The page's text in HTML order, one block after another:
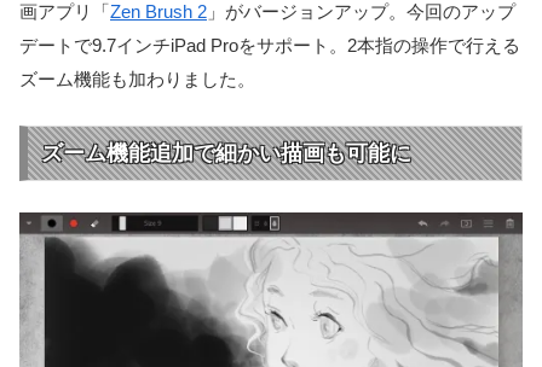
画アプリ「Zen Brush 2 」がバージョンアップ。今回のアップ
デートで9.7インチiPad Proをサポート。2本指の操作で行える
ズーム機能も加わりました。
ズーム機能追加で細かい描画も可能に